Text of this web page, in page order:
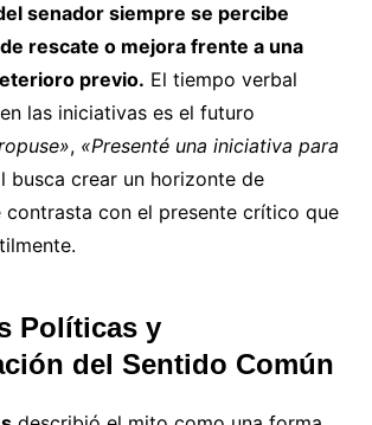
senador siempre se percibe
rescate o mejora frente a una
previo. El tiempo verbal
las iniciativas es el futuro
, «Presenté una iniciativa para
busca crear un horizonte de
contrasta con el presente crítico que
Políticas y
del Sentido Común